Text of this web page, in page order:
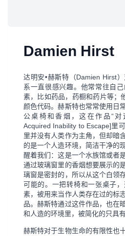
Damien Hirst
达明安•赫斯特（Damien Hirst
系一直很感兴趣。他常常往自
素，比如药品，药橱和药片等；
颜色代码。赫斯特也常常使用日
公桌椅和香烟，这在作品“对
Acquired Inability to Escape]里
里并没有人类作为主角，但却暗
的是一个人造环境，简洁干净的
醒着我们：这是一个水族馆或者
通过玻璃窗里的香烟想要展示的
璃窗是密封的，所以从这个白领
可能的。一把转椅和一张桌子
素，被用来当作人类存在过的标
品。赫斯特通过这件作品，也在
和人造的环境里，被简化的只具
赫斯特对于生物生命的有限性也